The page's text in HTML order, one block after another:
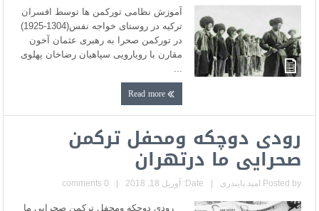
آموزش نظامی تورکمن ها توسط افسران
ترکیه در روستای خواجه نفس(1304-1925)
در تورکمن صحرا به رهبری عثمان آخون
مقارن با رویارویی سپاهیان رضاخان پهلوی
Read more
رودی دوچکه ومحفل ترکمن
صحرایی ما درتهران
Posted by امید بایندری Date: آوریل 18, 2018 0 comments
رودی دوچکه ومحفل ترکمن صحرایی ما